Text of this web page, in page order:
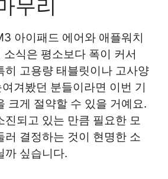
무리
아이패드 에어와 애플워치
식은 평소보다 폭이 커서
히 고용량 태블릿이나 고사양
겨봤던 분들이라면 이번 기
크게 절약할 수 있을 거예요.
진되고 있는 만큼 필요한 모
러 결정하는 것이 현명한 소
까 싶습니다.